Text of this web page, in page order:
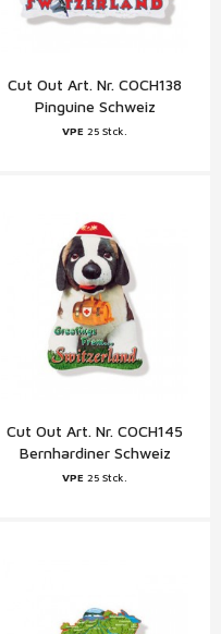
Cut Out Art. Nr. COCH138
Pinguine Schweiz
VPE 25 Stck.
Cut Out Art. Nr. COCH145
Bernhardiner Schweiz
VPE 25 Stck.